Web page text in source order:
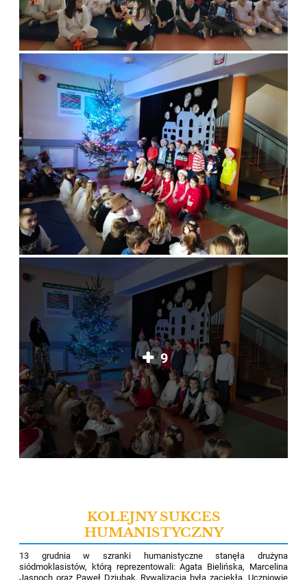
9
KOLEJNY SUKCES
HUMANISTYCZNY
13 grudnia w szranki humanistyczne stanęła drużyna
siódmoklasistów, którą reprezentowali: Agata Bielińska, Marcelina
Jasnoch oraz Paweł Dziubak. Rywalizacja była zaciekła. Uczniowie